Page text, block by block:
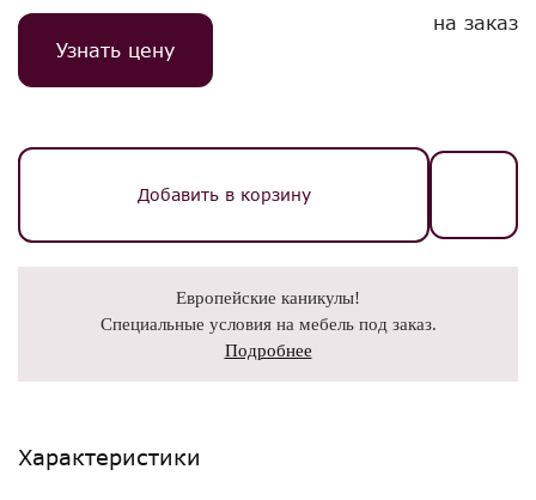
Узнать цену
на заказ
Добавить в корзину
Европейские каникулы!
Специальные условия на мебель под заказ.
Подробнее
Характеристики